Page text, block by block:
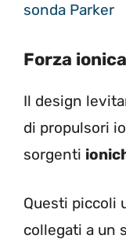
sonda Parker
Forza ionica
Il design
di propulsori
sorgenti
Questi piccoli
collegati a un